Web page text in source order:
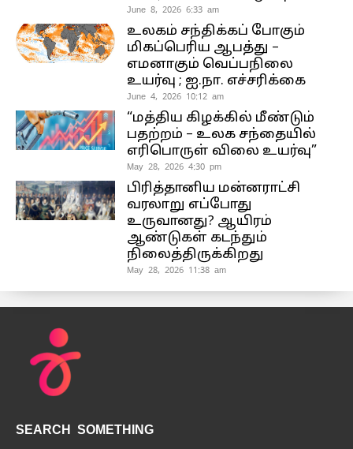
June 8, 2026 6:33 am
உலகம் சந்திக்கப் போகும்
மிகப்பெரிய ஆபத்து –
எமனாகும் வெப்பநிலை
உயர்வு ; ஐ.நா. எச்சரிக்கை
June 4, 2026 10:12 am
“மத்திய கிழக்கில் மீண்டும்
பதற்றம் – உலக சந்தையில்
எரிபொருள் விலை உயர்வு”
May 28, 2026 4:30 pm
பிரித்தானிய மன்னராட்சி
வரலாறு எப்போது
உருவானது? ஆயிரம்
ஆண்டுகள் கடந்தும்
நிலைத்திருக்கிறது
May 28, 2026 11:38 am
SEARCH SOMETHING